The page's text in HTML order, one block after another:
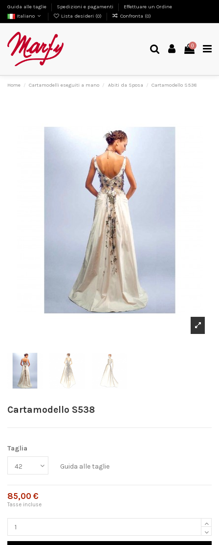
Guida alle taglie Spedizioni e pagamenti
Effettuare un Ordine
Italiano
Lista desideri (0) Confronta (0)
0
Home Cartamodelli eseguiti a mano Abiti da Sposa Cartamodello S538
Cartamodello S538
Taglia
Guida alle taglie
85,00 €
Tasse incluse